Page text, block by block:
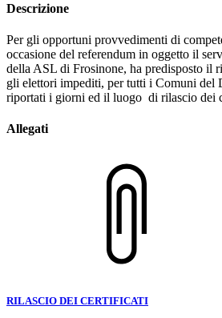
Descrizione
Per gli opportuni provvedimenti di
occasione del referendum in oggetto il
della ASL di Frosinone, ha predisposto il
gli elettori impediti, per tutti i Comuni del
riportati i giorni ed il luogo di rilascio dei
Allegati
RILASCIO DEI CERTIFICATI